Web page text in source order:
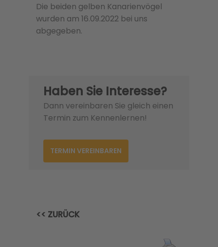
Die beiden gelben Kanarienvögel
wurden am 16.09.2022 bei uns
abgegeben.
Haben Sie Interesse?
Dann vereinbaren Sie gleich einen
Termin zum Kennenlernen!
TERMIN VEREINBAREN
<< ZURÜCK